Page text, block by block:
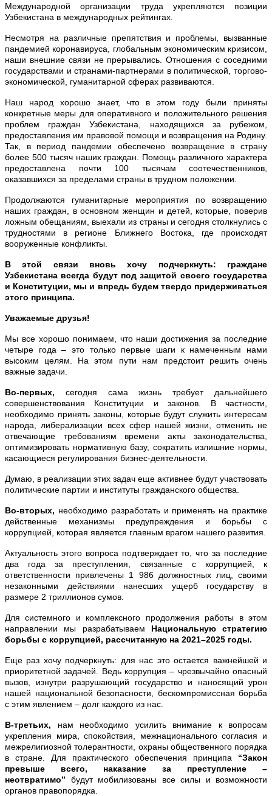
Международной организации труда укрепляются позиции
Узбекистана в международных рейтингах.
Несмотря на различные препятствия и проблемы, вызванные
пандемией коронавируса, глобальным экономическим кризисом,
наши внешние связи не прерывались. Отношения с соседними
государствами и странами-партнерами в политической, торгово-
экономической, гуманитарной сферах развиваются.
Наш народ хорошо знает, что в этом году были приняты
конкретные меры для оперативного и положительного решения
проблем граждан Узбекистана, находящихся за рубежом,
предоставления им правовой помощи и возвращения на Родину.
Так, в период пандемии обеспечено возвращение в страну
более 500 тысяч наших граждан. Помощь различного характера
предоставлена почти 100 тысячам соотечественников,
оказавшихся за пределами страны в трудном положении.
Продолжаются гуманитарные мероприятия по возвращению
наших граждан, в основном женщин и детей, которые, поверив
ложным обещаниям, выехали из страны и сегодня столкнулись с
трудностями в регионе Ближнего Востока, где происходят
вооруженные конфликты.
В этой связи вновь хочу подчеркнуть: граждане
Узбекистана всегда будут под защитой своего государства
и Конституции, мы и впредь будем твердо придерживаться
этого принципа.
Уважаемые друзья!
Мы все хорошо понимаем, что наши достижения за последние
четыре года – это только первые шаги к намеченным нами
высоким целям. На этом пути нам предстоит решить очень
важные задачи.
Во-первых, сегодня сама жизнь требует дальнейшего
совершенствования Конституции и законов. В частности,
необходимо принять законы, которые будут служить интересам
народа, либерализации всех сфер нашей жизни, отменить не
отвечающие требованиям времени акты законодательства,
оптимизировать нормативную базу, сократить излишние нормы,
касающиеся регулирования бизнес-деятельности.
Думаю, в реализации этих задач еще активнее будут участвовать
политические партии и институты гражданского общества.
Во-вторых, необходимо разработать и применять на практике
действенные механизмы предупреждения и борьбы с
коррупцией, которая является главным врагом нашего развития.
Актуальность этого вопроса подтверждает то, что за последние
два года за преступления, связанные с коррупцией, к
ответственности привлечены 1 986 должностных лиц, своими
незаконными действиями нанесших ущерб государству в
размере 2 триллионов сумов.
Для системного и комплексного продолжения работы в этом
направлении мы разрабатываем Национальную стратегию
борьбы с коррупцией, рассчитанную на 2021–2025 годы.
Еще раз хочу подчеркнуть: для нас это остается важнейшей и
приоритетной задачей. Ведь коррупция – чрезвычайно опасный
вызов, изнутри разрушающий государство и наносящий урон
нашей национальной безопасности, бескомпромиссная борьба
с этим явлением – долг каждого из нас.
В-третьих, нам необходимо усилить внимание к вопросам
укрепления мира, спокойствия, межнационального согласия и
межрелигиозной толерантности, охраны общественного порядка
в стране. Для практического обеспечения принципа “Закон
превыше всего, наказание за преступление –
неотвратимо” будут мобилизованы все силы и возможности
органов правопорядка.